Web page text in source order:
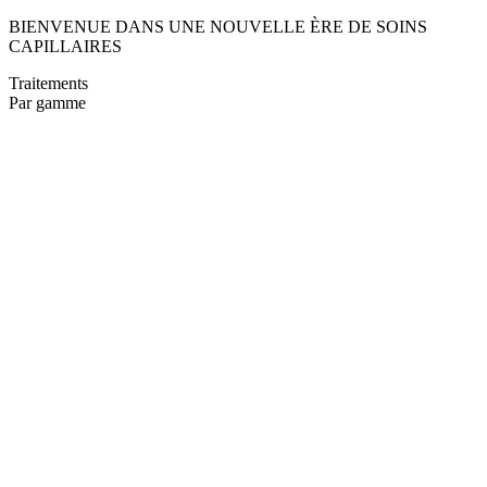
BIENVENUE DANS UNE NOUVELLE ÈRE DE SOINS
CAPILLAIRES
Traitements
Par gamme